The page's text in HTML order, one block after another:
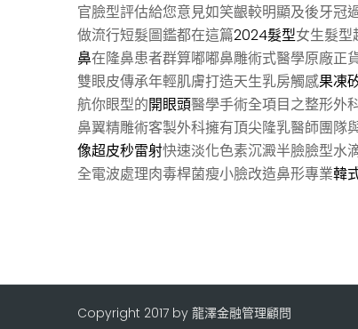
官臉型評估給您意見如笑齦較明顯及後牙冠
做流行短髮圖鑑都在這篇2024髮型女生髮
鼻在隆鼻患者群算嘟嘟鼻雕術式醫學原廠正
雙眼皮傳承年輕肌膚打造天生乳房觸感果凍
航你眼型的開眼頭醫學手術全項目之整形外
鼻翼精雕術客製外科擁有頂尖隆乳醫師團隊
像超皮秒雷射快速淡化色素沉澱半臉臉型水
全電波處理肉毒桿菌瘦小臉改造鼻形專業韓
Copyright 2017 by 龍澤金融管理顧問